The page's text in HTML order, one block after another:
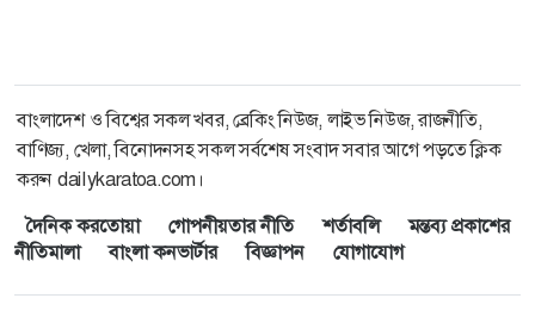
বাংলাদেশ ও বিশ্বের সকল খবর, ব্রেকিং নিউজ, লাইভ নিউজ, রাজনীতি,
বাণিজ্য, খেলা, বিনোদনসহ সকল সর্বশেষ সংবাদ সবার আগে পড়তে ক্লিক
করুন dailykaratoa.com।
দৈনিক করতোয়া
গোপনীয়তার নীতি শর্তাবলি
মন্তব্য প্রকাশের
নীতিমালা
বাংলা কনভার্টার বিজ্ঞাপন যোগাযোগ